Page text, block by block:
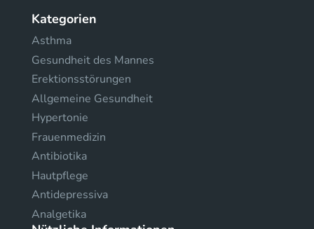
Kategorien
Asthma
Gesundheit des Mannes
Erektionsstörungen
Allgemeine Gesundheit
Hypertonie
Frauenmedizin
Antibiotika
Hautpflege
Antidepressiva
Analgetika